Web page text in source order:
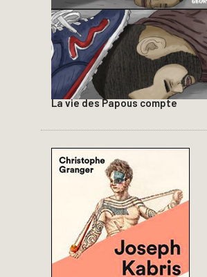
La vie des Papous compte